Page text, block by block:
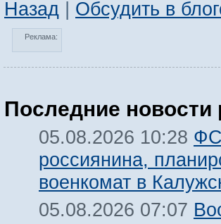
Назад | Обсудить в
Реклама:
Последние новости
05.08.2026 10:28
россиянина,
военкомат в
05.08.2026 07:07